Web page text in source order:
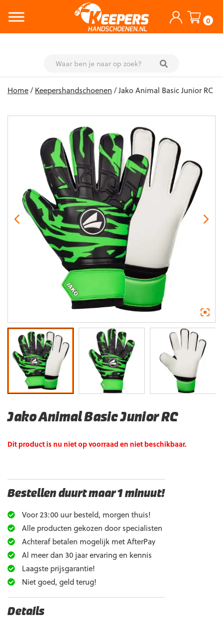
0
Home/Keepershandschoenen / Jako Animal Basic Junior RC
Jako Animal Basic Junior RC
Dit product is nu niet op voorraad en niet beschikbaar.
Bestellen duurt maar 1 minuut!
Voor 23:00 uur besteld, morgen thuis!
Alle producten gekozen door specialisten
Achteraf betalen mogelijk met AfterPay
Al meer dan 30 jaar ervaring en kennis
Laagste prijsgarantie!
Niet goed, geld terug!
Details